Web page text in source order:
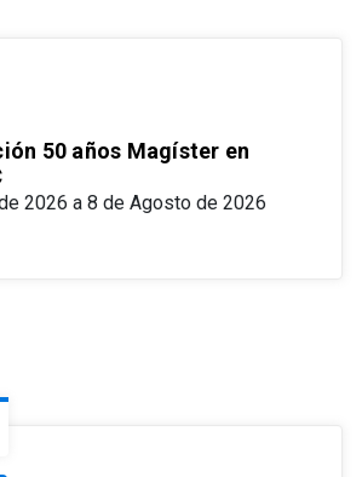
50 años Magíster en
2026 a 8 de Agosto de 2026